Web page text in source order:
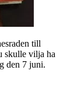
till
skulle vilja ha
den 7 juni.